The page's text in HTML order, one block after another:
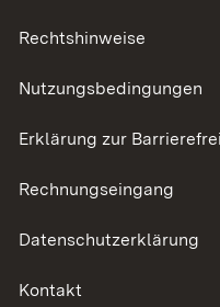
Rechtshinweise
Nutzungsbedingungen
Erklärung zur
Rechnungseingang
Datenschutzerklärung
Kontakt